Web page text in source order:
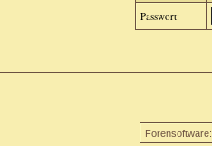
Passwort:
Forensoftware: